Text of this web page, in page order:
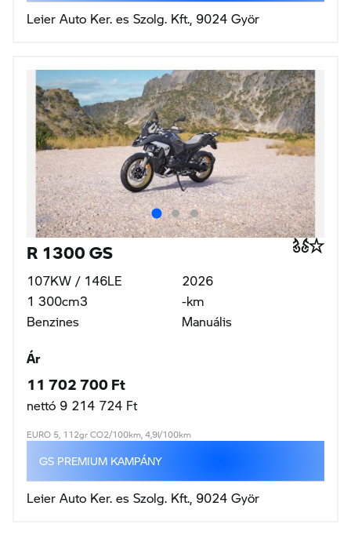
Leier Auto Ker. es Szolg. Kft., 9024 Györ
R 1300 GS
107KW / 146LE
1 300cm3
Benzines
2026
-km
Manuális
Ár
11 702 700 Ft
nettó 9 214 724 Ft
EURO 5, 112gr CO2/100km, 4,9l/100km
GS PREMIUM KAMPÁNY
Leier Auto Ker. es Szolg. Kft., 9024 Györ